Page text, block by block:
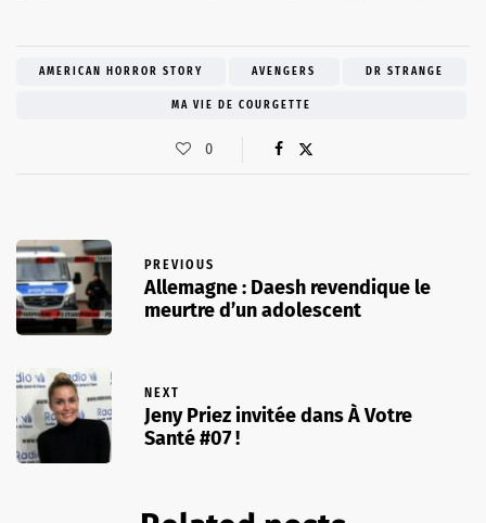
AMERICAN HORROR STORY AVENGERS DR STRANGE
MA VIE DE COURGETTE
0
PREVIOUS
Allemagne : Daesh revendique le
meurtre d’un adolescent
NEXT
Jeny Priez invitée dans À Votre
Santé #07 !